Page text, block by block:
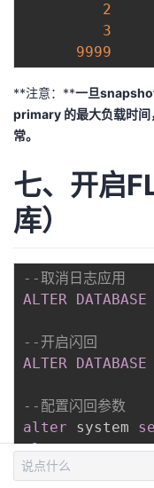
2
3
9999
**注意：**一旦
primary 的最大负载时间
常。
七、开启
库）
--取消日志应用
ALTER DATABASE
--开启闪回
ALTER DATABASE
--配置闪回参数
alter system
alter system